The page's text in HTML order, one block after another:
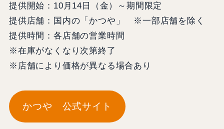
提供開始：10⽉14⽇（金）～期間限定
提供店舗：国内の「かつや」 ※⼀部店舗を除く
提供時間：各店舗の営業時間
※在庫がなくなり次第終了
※店舗により価格が異なる場合あり
かつや 公式サイト